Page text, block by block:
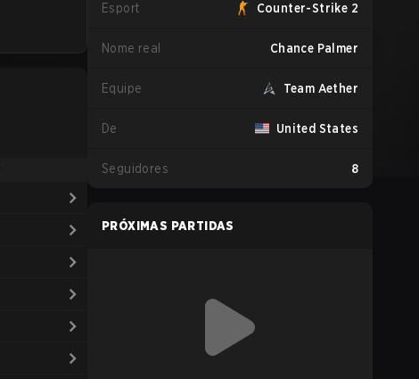
Esport Counter-Strike 2
Nome real Chance Palmer
Equipe Team Aether
De United States
Seguidores 8
PRÓXIMAS PARTIDAS